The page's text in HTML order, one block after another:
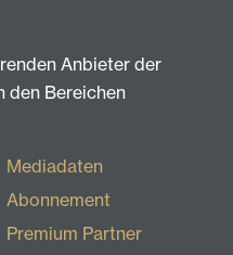
Anbieter der
den Bereichen
Mediadaten
Abonnement
Premium Partner